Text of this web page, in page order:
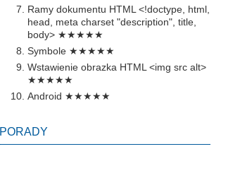
Ramy dokumentu HTML <!doctype, html,
head, meta charset "description", title,
body> ★★★★★
Symbole ★★★★★
Wstawienie obrazka HTML <img src alt>
★★★★★
Android ★★★★★
PORADY